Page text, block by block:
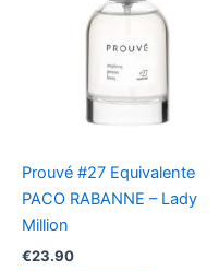
Prouvé #27 Equivalente
PACO RABANNE – Lady
Million
€23.90